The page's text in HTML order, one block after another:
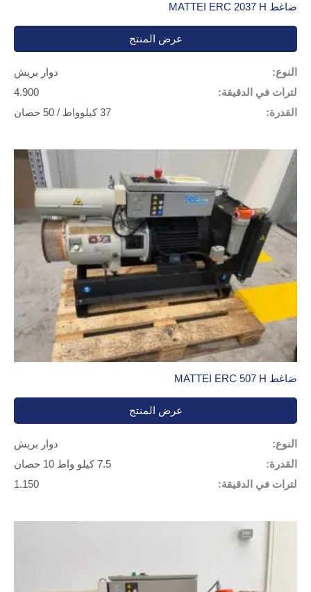
ضاغط MATTEI ERC 2037 H
عرض المنتج
النوع:
دوار بريش
لترات في الدقيقة:
4.900
القدرة:
37 كيلوواط / 50 حصان
ضاغط MATTEI ERC 507 H
عرض المنتج
النوع:
دوار بريش
القدرة:
7.5 كيلو واط 10 حصان
لترات في الدقيقة:
1.150